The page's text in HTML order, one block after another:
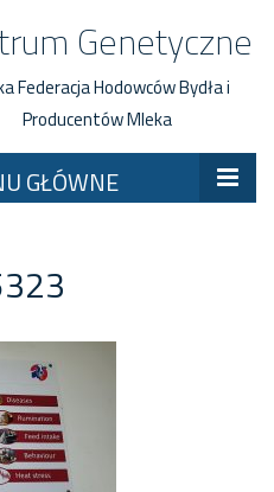
Genetyczne
Federacja Hodowców Bydła i
Producentów Mleka
GŁÓWNE